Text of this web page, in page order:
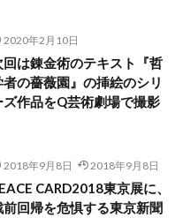
2020年2月10日
回は錬金術のテキスト『哲
者の薔薇園』の挿絵のシリ
ズ作品をQ芸術劇場で撮影
2018年9月8日 2018年9月8日
CARD2018東京展に、
前回帰を危惧する東京新聞